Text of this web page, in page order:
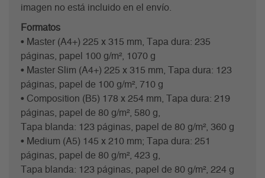
imagen no está incluido en el envío.
Formatos
• Master (A4+) 225 x 315 mm, Tapa dura: 235
páginas, papel 100 g/m², 1070 g
• Master Slim (A4+) 225 x 315 mm, Tapa dura: 123
páginas, papel de 100 g/m², 710 g
• Composition (B5) 178 x 254 mm, Tapa dura: 219
páginas, papel de 80 g/m², 580 g,
Tapa blanda: 123 páginas, papel de 80 g/m², 360 g
• Medium (A5) 145 x 210 mm; Tapa dura: 251
páginas, papel de 80 g/m², 423 g,
Tapa blanda: 123 páginas, papel de 80 g/m², 224 g